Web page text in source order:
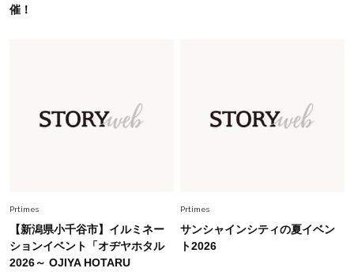
催！
Prtimes
【新潟県小千谷市】イルミネー
ションイベント「オヂヤホタル
2026～ OJIYA HOTARU
Prtimes
サンシャインシティの夏イベン
ト2026